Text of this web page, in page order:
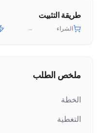
طريقة التثبيت
الشراء →
ملخص الطلب
الخطة
التغطية